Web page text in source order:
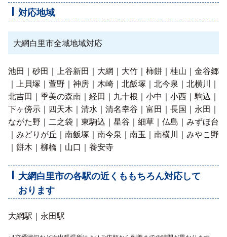
対応地域
大網白里市全域地域対応
池田｜砂田｜上谷新田｜大網｜大竹｜柿餅｜桂山｜金谷郷
｜上貝塚｜萱野｜神房｜木崎｜北飯塚｜北今泉｜北横川｜
北吉田｜季美の森南｜経田｜九十根｜小中｜小西｜駒込｜
下ヶ傍示｜四天木｜清水｜清名幸谷｜富田｜長国｜永田｜
ながた野｜二之袋｜東駒込｜星谷｜細草｜仏島｜みずほ台
｜みどりが丘｜南飯塚｜南今泉｜南玉｜南横川｜みやこ野
｜餅木｜柳橋｜山口｜養安寺
大網白里市の各駅の近くももちろん対応して
おります
大網駅｜永田駅